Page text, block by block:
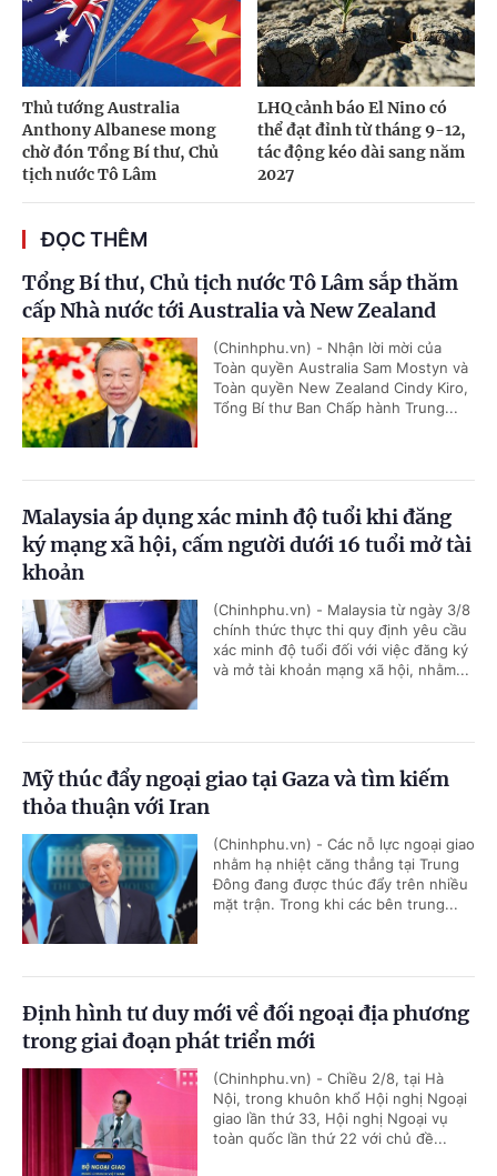
Thủ tướng Australia
Anthony Albanese mong
chờ đón Tổng Bí thư, Chủ
tịch nước Tô Lâm
LHQ cảnh báo El Nino có
thể đạt đỉnh từ tháng 9-12,
tác động kéo dài sang năm
2027
ĐỌC THÊM
Tổng Bí thư, Chủ tịch nước Tô Lâm sắp thăm
cấp Nhà nước tới Australia và New Zealand
(Chinhphu.vn) - Nhận lời mời của
Toàn quyền Australia Sam Mostyn và
Toàn quyền New Zealand Cindy Kiro,
Tổng Bí thư Ban Chấp hành Trung...
Malaysia áp dụng xác minh độ tuổi khi đăng
ký mạng xã hội, cấm người dưới 16 tuổi mở tài
khoản
(Chinhphu.vn) - Malaysia từ ngày 3/8
chính thức thực thi quy định yêu cầu
xác minh độ tuổi đối với việc đăng ký
và mở tài khoản mạng xã hội, nhằm...
Mỹ thúc đẩy ngoại giao tại Gaza và tìm kiếm
thỏa thuận với Iran
(Chinhphu.vn) - Các nỗ lực ngoại giao
nhằm hạ nhiệt căng thẳng tại Trung
Đông đang được thúc đẩy trên nhiều
mặt trận. Trong khi các bên trung...
Định hình tư duy mới về đối ngoại địa phương
trong giai đoạn phát triển mới
(Chinhphu.vn) - Chiều 2/8, tại Hà
Nội, trong khuôn khổ Hội nghị Ngoại
giao lần thứ 33, Hội nghị Ngoại vụ
toàn quốc lần thứ 22 với chủ đề...